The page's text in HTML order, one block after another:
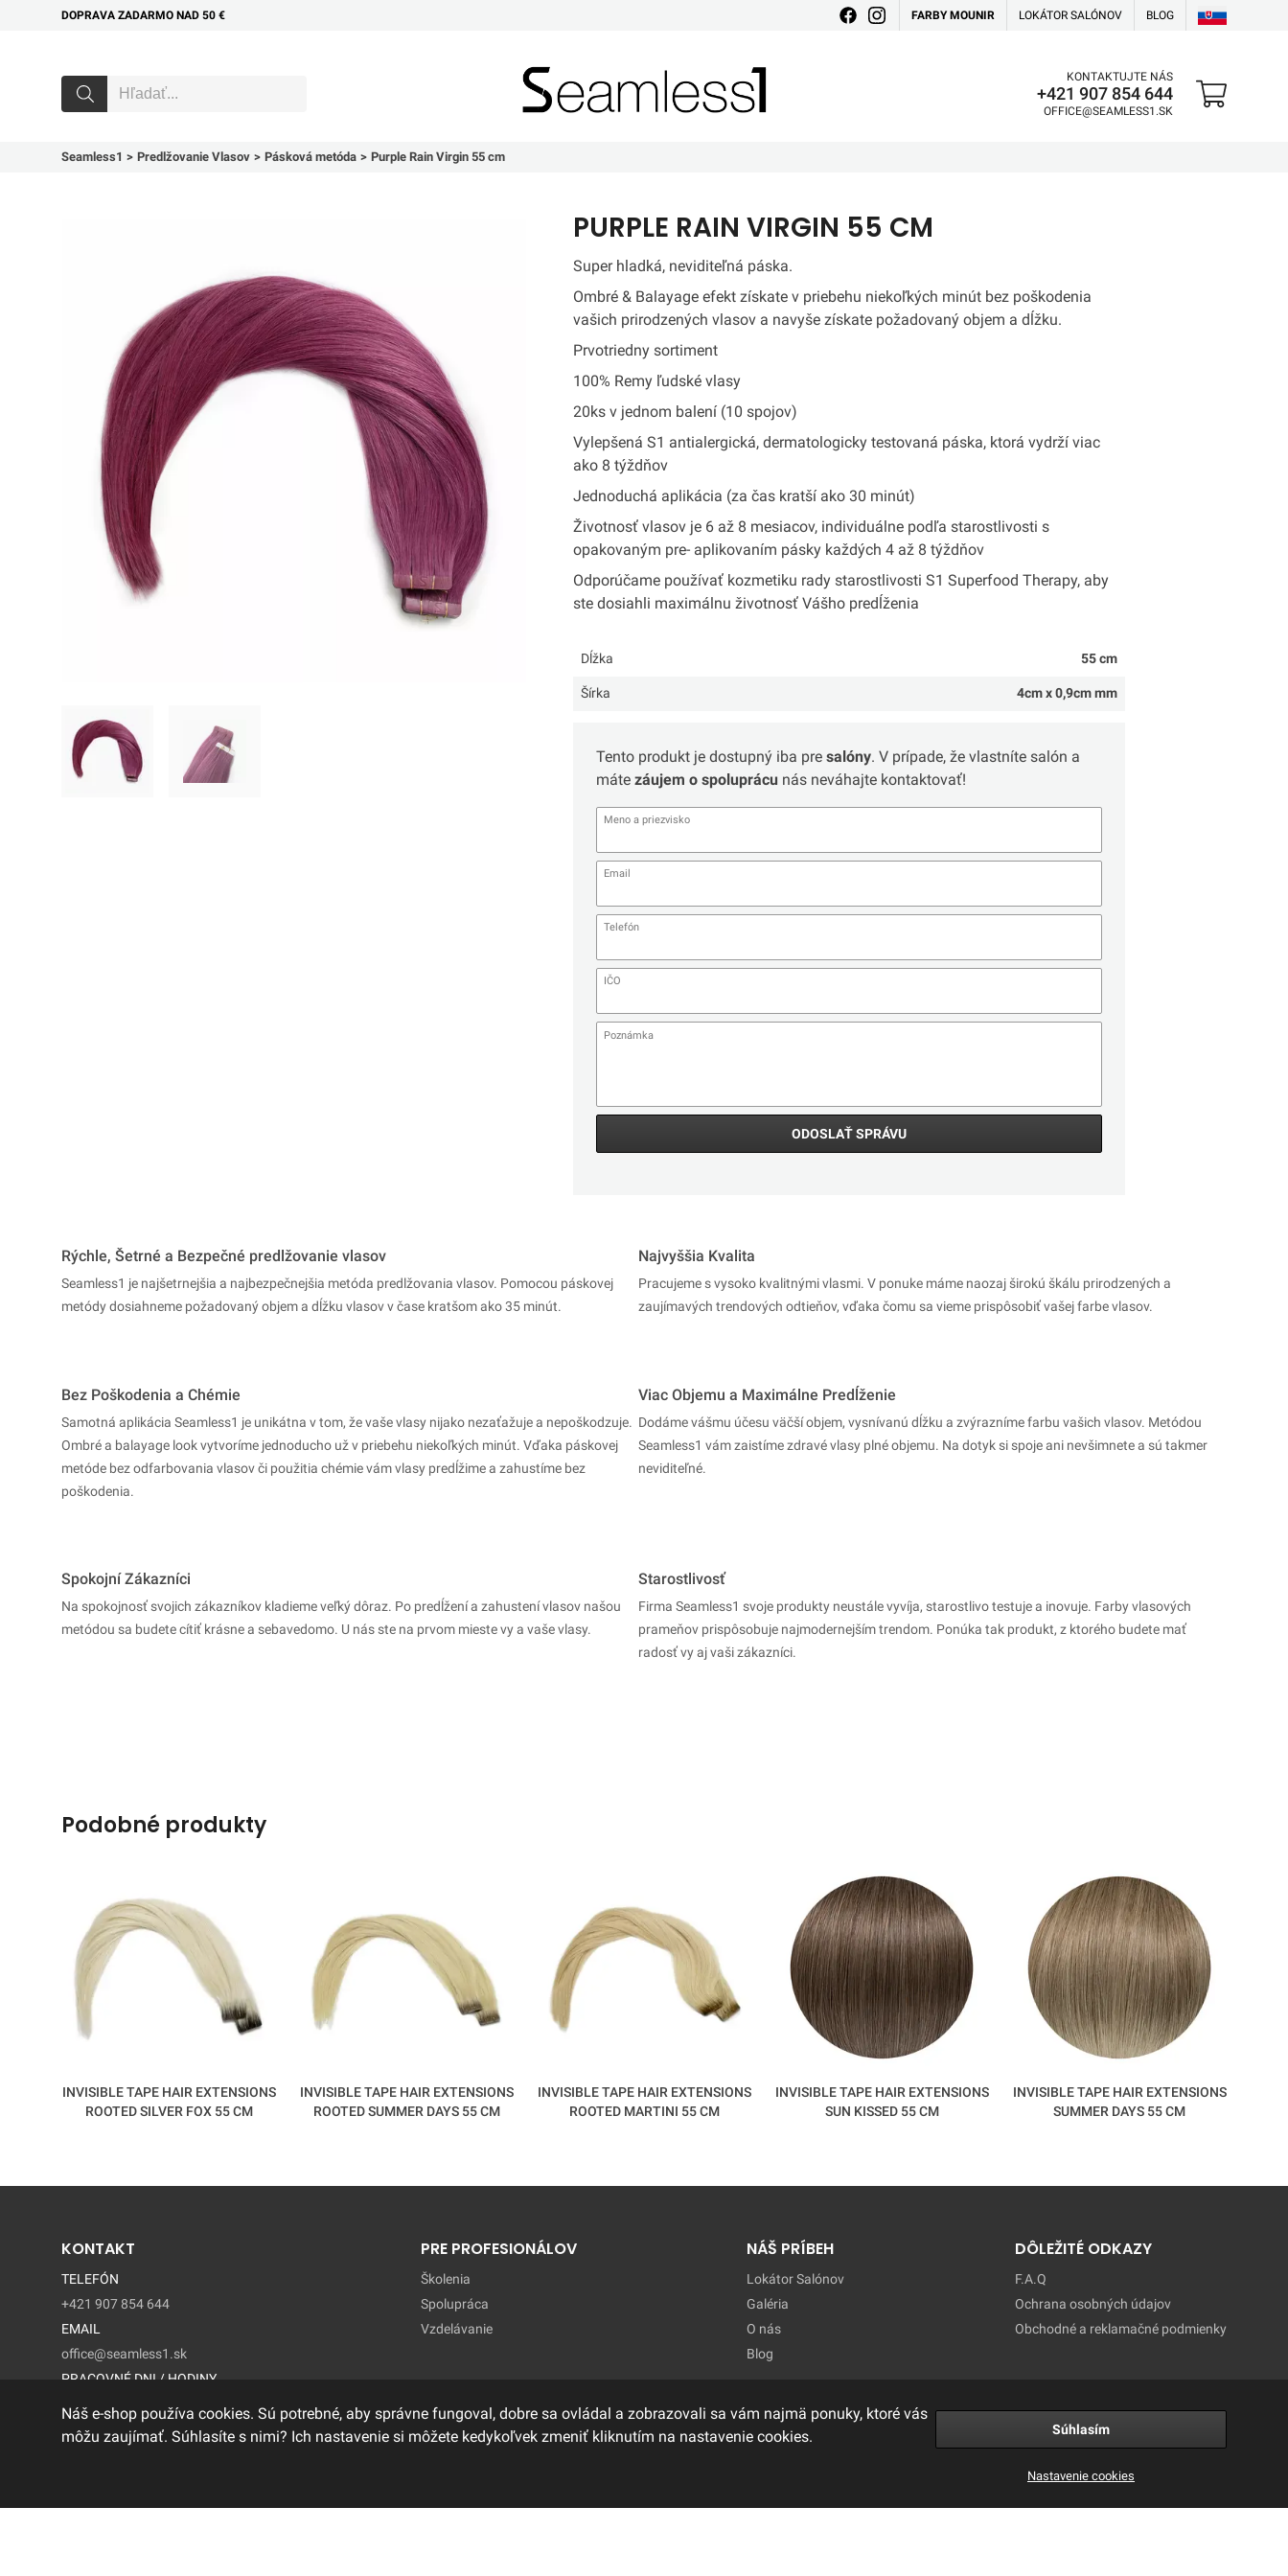
DOPRAVA ZADARMO NAD 50 € FARBY MOUNIR LOKÁTOR SALÓNOV BLOG
KONTAKTUJTE NÁS
+421 907 854 644
OFFICE@SEAMLESS1.SK
Seamless1 Predlžovanie Vlasov Pásková metóda Purple Rain Virgin 55 cm
PURPLE RAIN VIRGIN 55 CM
Super hladká, neviditeľná páska.
Ombré & Balayage efekt získate v priebehu niekoľkých minút bez poškodenia
vašich prirodzených vlasov a navyše získate požadovaný objem a dĺžku.
Prvotriedny sortiment
100% Remy ľudské vlasy
20ks v jednom balení (10 spojov)
Vylepšená S1 antialergická, dermatologicky testovaná páska, ktorá vydrží viac
ako 8 týždňov
Jednoduchá aplikácia (za čas kratší ako 30 minút)
Životnosť vlasov je 6 až 8 mesiacov, individuálne podľa starostlivosti s
opakovaným pre- aplikovaním pásky každých 4 až 8 týždňov
Odporúčame používať kozmetiku rady starostlivosti S1 Superfood Therapy, aby
ste dosiahli maximálnu životnosť Vášho predĺženia
Dĺžka 55 cm
Šírka 4cm x 0,9cm mm
Tento produkt je dostupný iba presalóny. V prípade, že vlastníte salón a
mátezáujem o spoluprácu nás neváhajte kontaktovať!
ODOSLAŤ SPRÁVU
Rýchle, Šetrné a Bezpečné predlžovanie vlasov
Seamless1 je najšetrnejšia a najbezpečnejšia metóda predlžovania vlasov. Pomocou páskovej
metódy dosiahneme požadovaný objem a dĺžku vlasov v čase kratšom ako 35 minút.
Najvyššia Kvalita
Pracujeme s vysoko kvalitnými vlasmi. V ponuke máme naozaj širokú škálu prirodzených a
zaujímavých trendových odtieňov, vďaka čomu sa vieme prispôsobiť vašej farbe vlasov.
Bez Poškodenia a Chémie
Samotná aplikácia Seamless1 je unikátna v tom, že vaše vlasy nijako nezaťažuje a nepoškodzuje.
Ombré a balayage look vytvoríme jednoducho už v priebehu niekoľkých minút. Vďaka páskovej
metóde bez odfarbovania vlasov či použitia chémie vám vlasy predĺžime a zahustíme bez
poškodenia.
Viac Objemu a Maximálne Predĺženie
Dodáme vášmu účesu väčší objem, vysnívanú dĺžku a zvýrazníme farbu vašich vlasov. Metódou
Seamless1 vám zaistíme zdravé vlasy plné objemu. Na dotyk si spoje ani nevšimnete a sú takmer
neviditeľné.
Spokojní Zákazníci
Na spokojnosť svojich zákazníkov kladieme veľký dôraz. Po predĺžení a zahustení vlasov našou
metódou sa budete cítiť krásne a sebavedomo. U nás ste na prvom mieste vy a vaše vlasy.
Starostlivosť
Firma Seamless1 svoje produkty neustále vyvíja, starostlivo testuje a inovuje. Farby vlasových
prameňov prispôsobuje najmodernejším trendom. Ponúka tak produkt, z ktorého budete mať
radosť vy aj vaši zákazníci.
podobné produkty
INVISIBLE TAPE HAIR EXTENSIONS
ROOTED SILVER FOX 55 CM
INVISIBLE TAPE HAIR EXTENSIONS
ROOTED SUMMER DAYS 55 CM
INVISIBLE TAPE HAIR EXTENSIONS
ROOTED MARTINI 55 CM
INVISIBLE TAPE HAIR EXTENSIONS
SUN KISSED 55 CM
INVISIBLE TAPE HAIR EXTENSIONS
SUMMER DAYS 55 CM
KONTAKT
TELEFÓN
+421 907 854 644
EMAIL
office@seamless1.sk
PRACOVNÉ DNI / HODINY
PRE PROFESIONÁLOV
Školenia
Spolupráca
Vzdelávanie
NÁŠ PRÍBEH
Lokátor Salónov
Galéria
O nás
Blog
DÔLEŽITÉ ODKAZY
F.A.Q
Ochrana osobných údajov
Obchodné a reklamačné podmienky
Náš e-shop používa cookies. Sú potrebné, aby správne fungoval, dobre sa ovládal a zobrazovali sa vám najmä ponuky, ktoré vás
môžu zaujímať. Súhlasíte s nimi? Ich nastavenie si môžete kedykoľvek zmeniť kliknutím na nastavenie cookies.
Súhlasím
Nastavenie cookies